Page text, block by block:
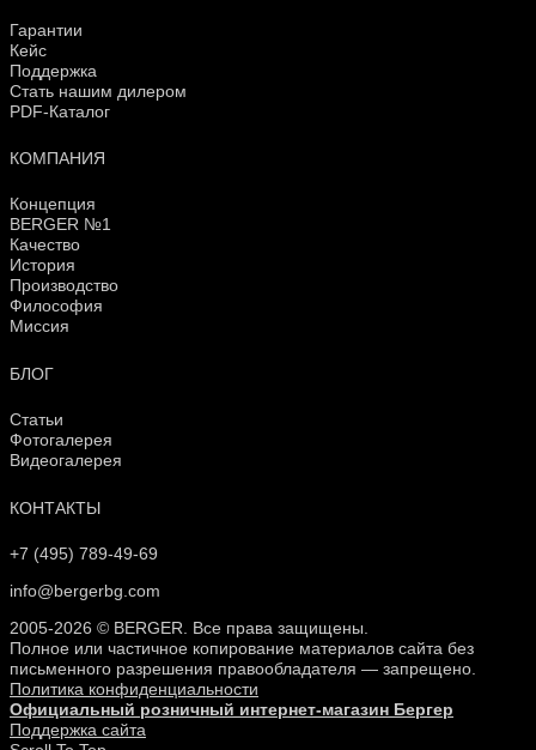
Гарантии
Кейс
Поддержка
Стать нашим дилером
PDF-Каталог
КОМПАНИЯ
Концепция
BERGER №1
Качество
История
Производство
Философия
Миссия
БЛОГ
Статьи
Фотогалерея
Видеогалерея
КОНТАКТЫ
+7 (495) 789-49-69
info@bergerbg.com
2005-2026 © BERGER. Все права защищены.
Полное или частичное копирование материалов сайта без
письменного разрешения правообладателя — запрещено.
Политика конфиденциальности
Официальный розничный интернет-магазин Бергер
Поддержка сайта